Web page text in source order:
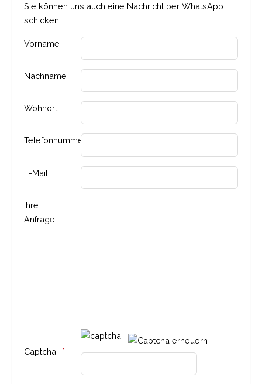
Sie können uns auch eine Nachricht per WhatsApp
schicken.
Vorname
Nachname
Wohnort
Telefonnummer
E-Mail
Ihre
Anfrage
Captcha